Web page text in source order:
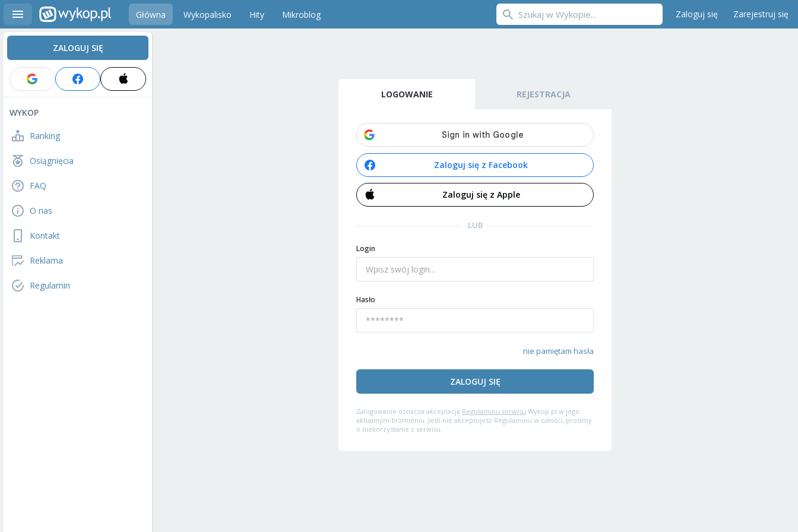
Główna Wykopalisko Hity Mikroblog Zaloguj się Zarejestruj się
ZALOGUJ SIĘ
WYKOP
Ranking
Osiągnięcia
FAQ
O nas
Kontakt
Reklama
Regulamin
LOGOWANIE REJESTRACJA
Zaloguj się z Facebook
Zaloguj się z Apple
LUB
Login
Hasło
nie pamiętam hasła
ZALOGUJ SIĘ
Zalogowanie oznacza akceptację Regulaminu serwisu Wykop.pl w jego
aktualnym brzmieniu. Jeśli nie akceptujesz Regulaminu w całości, prosimy
o niekorzystanie z serwisu.